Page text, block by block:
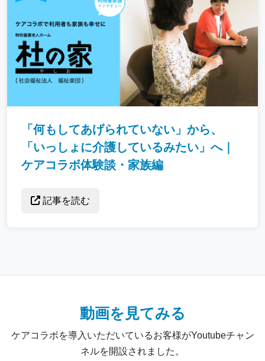
「何もしてあげられていない」から、
「いっしょに介護しているみたい」へ｜
ケアコラボ体験談・家族編
記事を読む
動画を見てみる
ケアコラボを導入いただいているお客様がYoutubeチャン
ネルを開設されました。